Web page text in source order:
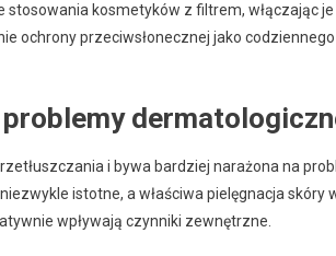
kosmetyków z filtrem, włączając je
ochrony przeciwsłonecznej jako
i bywa bardziej narażona na
istotne, a właściwa pielęgnacja skóry
wpływają czynniki zewnętrzne.